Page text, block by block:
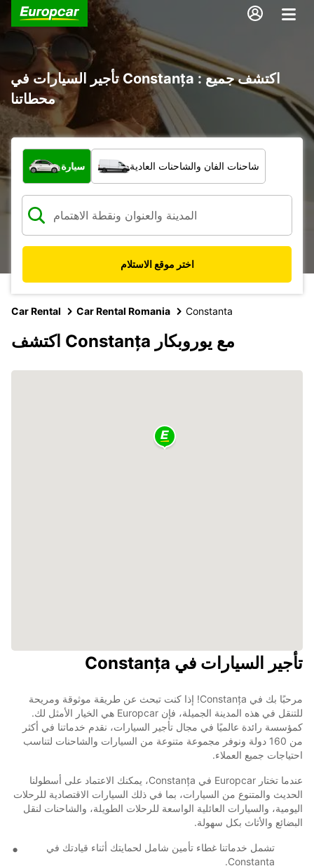
تأجير السيارات في Constanța : اكتشف جميع
محطاتنا
ما نوع المركبة؟
سيارة شاحنات الفان والشاحنات العادية
اختر موقع الاستلام
Car Rental Car Rental Romania Constanta
اكتشف Constanța مع يوروبكار
تأجير السيارات في Constanța
مرحبًا بك في Constanța! إذا كنت تبحث عن طريقة موثوقة ومريحة
للتنقل في هذه المدينة الجميلة، فإن Europcar هي الخيار الأمثل لك.
كمؤسسة رائدة عالميًا في مجال تأجير السيارات، نقدم خدماتنا في أكثر
من 160 دولة ونوفر مجموعة متنوعة من السيارات والشاحنات لتناسب
احتياجات جميع العملاء.
عندما تختار Europcar في Constanța، يمكنك الاعتماد على أسطولنا
الحديث والمتنوع من السيارات، بما في ذلك السيارات الاقتصادية للرحلات
اليومية، والسيارات العائلية الواسعة للرحلات الطويلة، والشاحنات لنقل
البضائع والأثاث بكل سهولة.
تشمل خدماتنا غطاء تأمين شامل لحمايتك أثناء قيادتك في
Constanța.